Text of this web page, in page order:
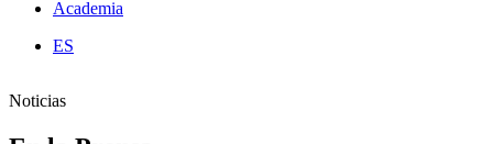
Academia
ES
Noticias